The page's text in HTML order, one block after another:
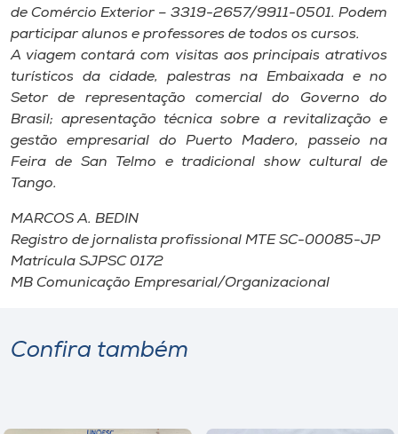
de Comércio Exterior – 3319-2657/9911-0501. Podem
participar alunos e professores de todos os cursos.
A viagem contará com visitas aos principais atrativos
turísticos da cidade, palestras na Embaixada e no
Setor de representação comercial do Governo do
Brasil; apresentação técnica sobre a revitalização e
gestão empresarial do Puerto Madero, passeio na
Feira de San Telmo e tradicional show cultural de
Tango.
MARCOS A. BEDIN
Registro de jornalista profissional MTE SC-00085-JP
Matrícula SJPSC 0172
MB Comunicação Empresarial/Organizacional
Confira também